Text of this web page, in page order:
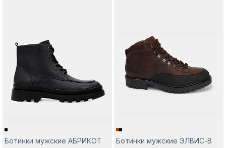
Ботинки мужские АБРИКОТ Ботинки мужские ЭЛВИС-В